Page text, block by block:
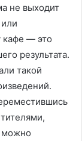
не выходит
кафе — это
результата.
такой
можно